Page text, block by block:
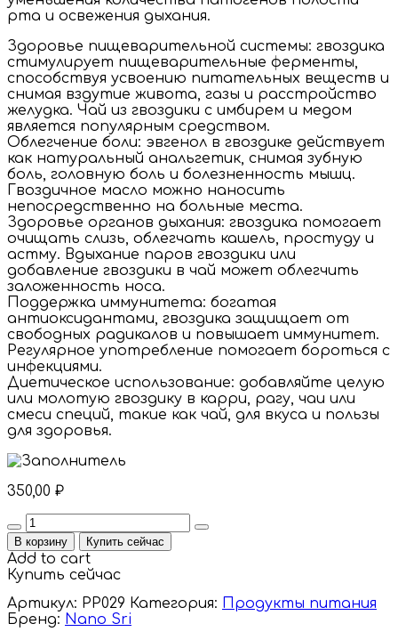
рта и освежения дыхания.
Здоровье пищеварительной системы: гвоздика
стимулирует пищеварительные ферменты,
способствуя усвоению питательных веществ и
снимая вздутие живота, газы и расстройство
желудка. Чай из гвоздики с имбирем и медом
является популярным средством.
Облегчение боли: эвгенол в гвоздике действует
как натуральный анальгетик, снимая зубную
боль, головную боль и болезненность мышц.
Гвоздичное масло можно наносить
непосредственно на больные места.
Здоровье органов дыхания: гвоздика помогает
очищать слизь, облегчать кашель, простуду и
астму. Вдыхание паров гвоздики или
добавление гвоздики в чай ​​может облегчить
заложенность носа.
Поддержка иммунитета: богатая
антиоксидантами, гвоздика защищает от
свободных радикалов и повышает иммунитет.
Регулярное употребление помогает бороться с
инфекциями.
Диетическое использование: добавляйте целую
или молотую гвоздику в карри, рагу, чаи или
смеси специй, такие как чай, для вкуса и пользы
для здоровья.
350,00 ₽
Quantity
В корзину Купить сейчас
Add to cart
Купить сейчас
Артикул: PP029 Категория: Продукты питания
Бренд: Nano Sri